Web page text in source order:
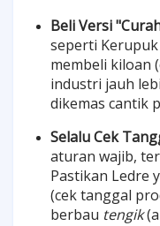
Beli Versi
seperti
membeli kiloan
industri jauh
dikemas cantik
Selalu Cek
aturan wajib,
Pastikan Ledre
(cek tanggal
berbau tengik